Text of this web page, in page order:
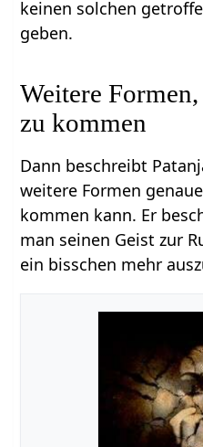
keinen solchen
geben.
Weitere
zu kommen
Dann beschreibt
weitere Formen
kommen kann. Er
man seinen Geist zur
ein bisschen mehr